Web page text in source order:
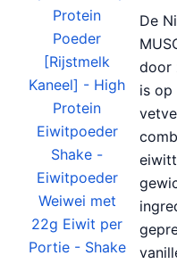
De
door
is op